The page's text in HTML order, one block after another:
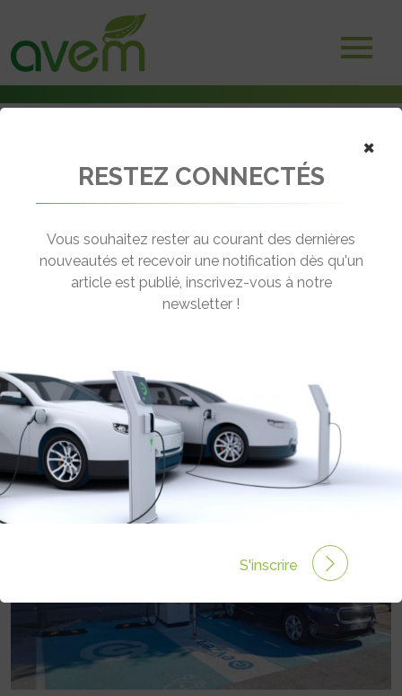
EVzen by SMEG part à la conquête de la Belgique
← Revenir aux actualités
CONQUÊTE DE LA BELGIQUE
Rédigé par Camille LEHOUX le 04 Jan 2024 à 10:52
commentaires
×
RESTEZ CONNECTÉS
Vous souhaitez rester au courant des dernières
nouveautés et recevoir une notification dès qu'un
article est publié, inscrivez-vous à notre
newsletter !
S'inscrire